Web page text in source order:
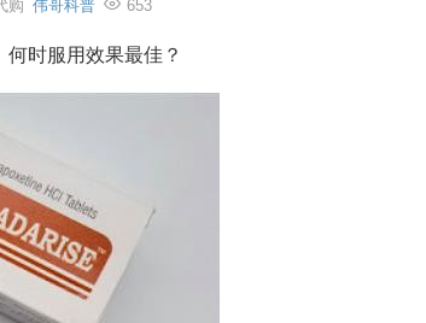
购 伟哥科普 653
时服用效果最佳？